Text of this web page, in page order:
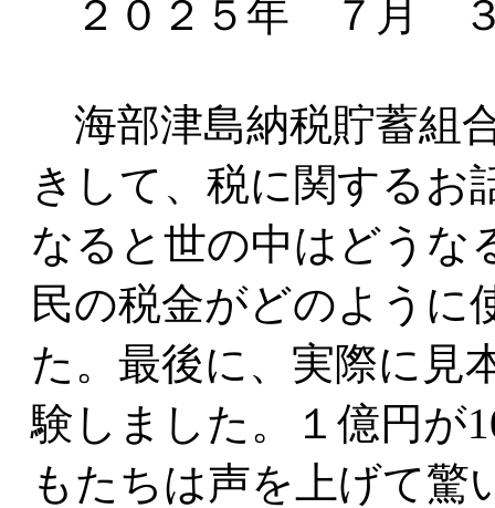
２０２５年 ７月 ３
海部津島納税貯蓄組
きして、税に関するお
なると世の中はどうな
民の税金がどのように
た。最後に、実際に見
験しました。１億円が
もたちは声を上げて驚